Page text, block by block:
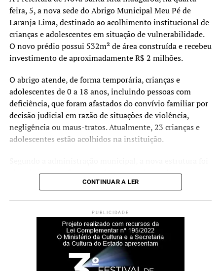
Autorização da contratação de obras com licitação
finalizada
Agudo, Arroio do Tigre, Cachoeira do Sul, Nova
Petrópolis, Santa Maria
Contratação de obras e projetos pelo FIRECE
Porto Alegre, São Leopoldo
TÓPICOS RELACIONADOS: CANOAS FEAT
GOVERNO
RIO GRANDE DO SUIL
exigência de aulas obrigatórias em autoescolas
NÃO SE ESQUEÇA
Praça no bairro Harmonia afetada pela enchente é
revitalizada e entregue à comunidade
feira, 5, a nova sede do Abrigo Municipal Meu Pé de
Laranja Lima, destinado ao acolhimento institucional de
crianças e adolescentes em situação de vulnerabilidade.
O novo prédio possui 532m² de área construída e recebeu
investimento de aproximadamente R$ 2 milhões.
O abrigo atende, de forma temporária, crianças e
adolescentes de 0 a 18 anos, incluindo pessoas com
deficiência, que foram afastados do convívio familiar por
decisão judicial em razão de situações de violência,
negligência ou maus-tratos. Atualmente, 23 crianças e
adolescentes estão acolhidos na instituição.
planejada para oferecer ambientes mais amplos,
acessíveis e adequados às necessidades dos acolhidos e
Durante a cerimônia de inauguração, o prefeito Rodrigo
Battistella afirmou que a entrega da nova sede representa
um reforço na estrutura da rede de proteção à infância e à
CONTINUAR A LER
PUBLICIDADE